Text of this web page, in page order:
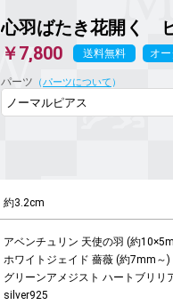
心羽ばたき花開く
￥7,800
送料無料 オ
パーツ （パーツについて ）
約3.2cm
アベンチュリン 天使の羽 (約
ホワイトジェイド 薔薇 (約7mm～)
グリーンアメジスト ハートブリリ
silver925